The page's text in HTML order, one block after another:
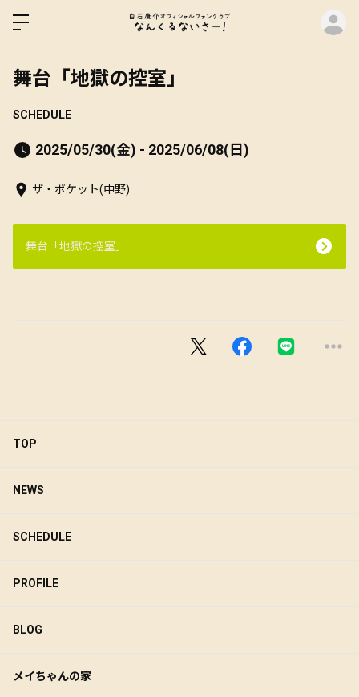
舞台「地獄の控室」
SCHEDULE
2025/05/30(金) - 2025/06/08(日)
ザ・ポケット(中野)
舞台「地獄の控室」
TOP
NEWS
SCHEDULE
PROFILE
BLOG
メイちゃんの家